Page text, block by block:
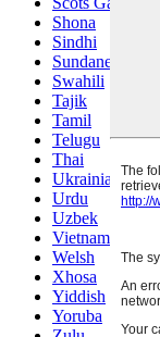
Shona
Sindhi
Sundanese
Swahili
Tajik
Tamil
Telugu
Thai
Ukrainian
Urdu
Uzbek
Vietnamese
Welsh
Xhosa
Yiddish
Yoruba